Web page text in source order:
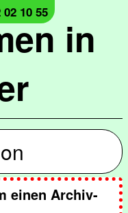
in
10 55
einen Archiv-